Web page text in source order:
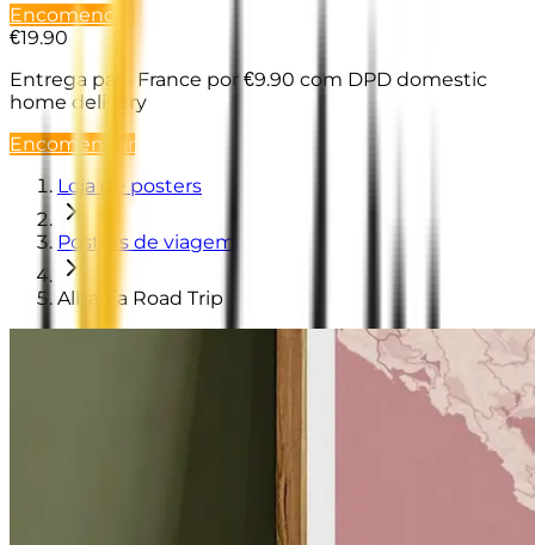
Encomendar
€19.90
Entrega para France por €9.90 com DPD domestic
home delivery
Encomendar
Loja de posters
Posters de viagem
Albania Road Trip